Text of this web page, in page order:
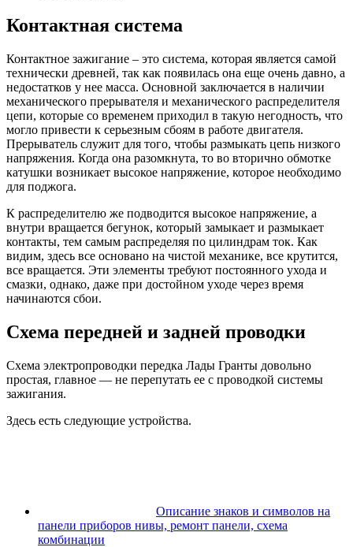
Контактная система
Контактное зажигание – это система, которая является самой
технически древней, так как появилась она еще очень давно, а
недостатков у нее масса. Основной заключается в наличии
механического прерывателя и механического распределителя
цепи, которые со временем приходил в такую негодность, что
могло привести к серьезным сбоям в работе двигателя.
Прерыватель служит для того, чтобы размыкать цепь низкого
напряжения. Когда она разомкнута, то во вторично обмотке
катушки возникает высокое напряжение, которое необходимо
для поджога.
К распределителю же подводится высокое напряжение, а
внутри вращается бегунок, который замыкает и размыкает
контакты, тем самым распределяя по цилиндрам ток. Как
видим, здесь все основано на чистой механике, все крутится,
все вращается. Эти элементы требуют постоянного ухода и
смазки, однако, даже при достойном уходе через время
начинаются сбои.
Схема передней и задней проводки
Схема электропроводки передка Лады Гранты довольно
простая, главное — не перепутать ее с проводкой системы
зажигания.
Здесь есть следующие устройства.
Описание знаков и символов на
панели приборов нивы, ремонт панели, схема
комбинации